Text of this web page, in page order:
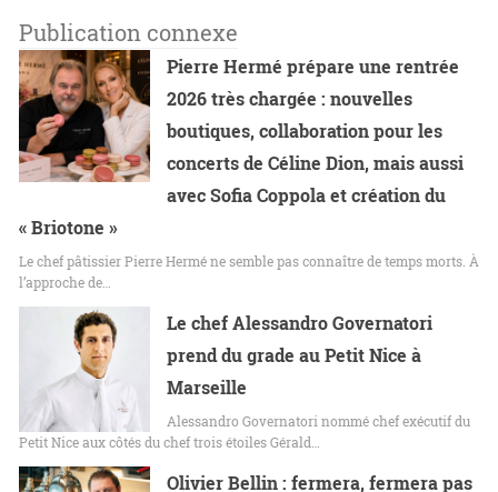
Publication connexe
Pierre Hermé prépare une rentrée
2026 très chargée : nouvelles
boutiques, collaboration pour les
concerts de Céline Dion, mais aussi
avec Sofia Coppola et création du
« Briotone »
Le chef pâtissier Pierre Hermé ne semble pas connaître de temps morts. À
l’approche de…
Le chef Alessandro Governatori
prend du grade au Petit Nice à
Marseille
Alessandro Governatori nommé chef exécutif du
Petit Nice aux côtés du chef trois étoiles Gérald…
Olivier Bellin : fermera, fermera pas